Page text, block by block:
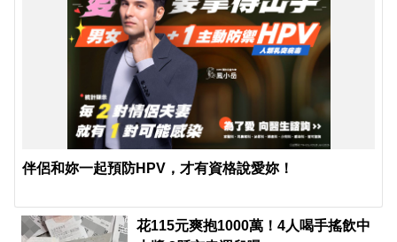
伴侶和妳一起預防HPV，才有資格說愛妳！
花115元爽抱1000萬！4人喝手搖飲中